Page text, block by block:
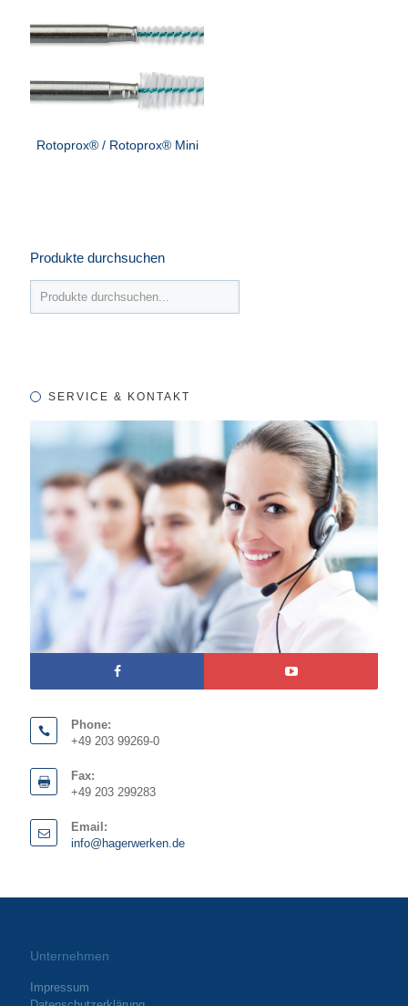
Rotoprox® / Rotoprox® Mini
Produkte durchsuchen
SERVICE & KONTAKT
Phone:
+49 203 99269-0
Fax:
+49 203 299283
Email:
info@hagerwerken.de
Unternehmen
Impressum